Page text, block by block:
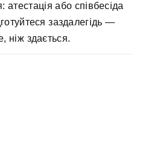
атестація або співбесіда
заздалегідь —
ніж здається.